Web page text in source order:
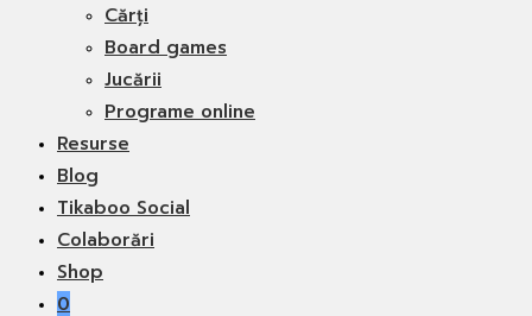
Cărți
Board games
Jucării
Programe online
Resurse
Blog
Tikaboo Social
Colaborări
Shop
0